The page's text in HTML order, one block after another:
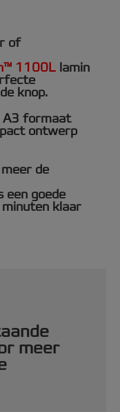
of
1100L lamin
knop.
A3 formaat
ontwerp
de
een goede
klaar
meer